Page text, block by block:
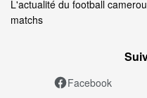
L'actualité du football
matchs
Facebook